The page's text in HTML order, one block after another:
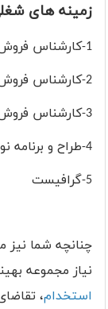
زمینه های
1-کارشناس فروش موبایل
2-کارشناس فروش لوازم خانگی
3-کارشناس فروش نوت بوک
4-طراح و برنامه نویس وب
5-گرافیست
چنانچه شما نیز
نیاز مجموعه
استخدام،